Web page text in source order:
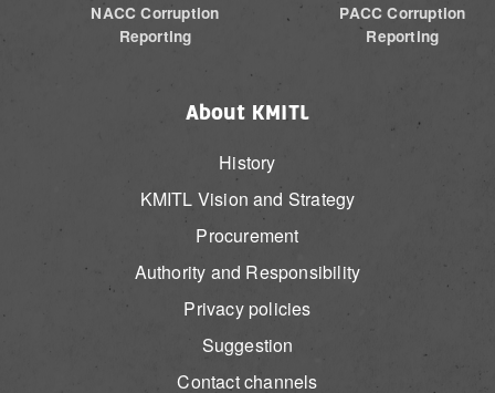
NACC Corruption
Reporting
PACC Corruption
Reporting
About KMITL
History
KMITL Vision and Strategy
Procurement
Authority and Responsibility
Privacy policies
Suggestion
Contact channels